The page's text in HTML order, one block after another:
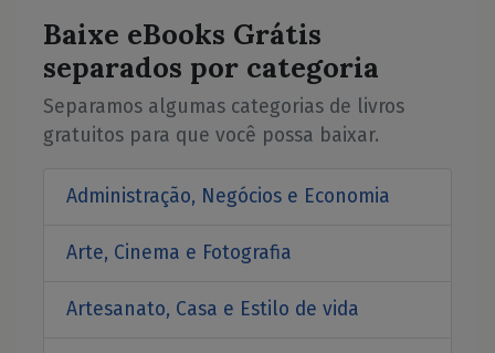
Baixe eBooks Grátis
separados por categoria
Separamos algumas categorias de livros
gratuitos para que você possa baixar.
Administração, Negócios e Economia
Arte, Cinema e Fotografia
Artesanato, Casa e Estilo de vida